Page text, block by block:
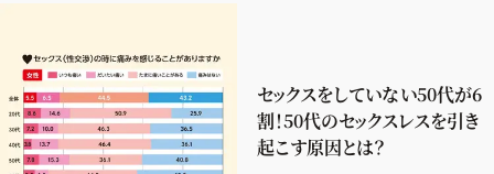
セックスをしていない50代が6
割！50代のセックスレスを引き
起こす原因とは？